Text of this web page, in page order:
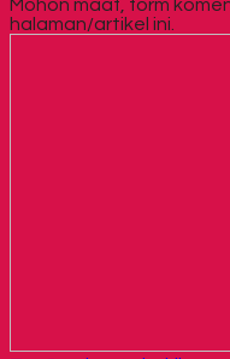
Mohon maaf, form
halaman/artikel ini.